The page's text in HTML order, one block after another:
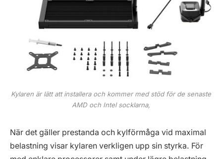
Kylaren är lätt att installera och kommer med stöd för de senaste
AMD och Intel socklarna,
När det gäller prestanda och kylförmåga vid maximal
belastning visar kylaren verkligen upp sin styrka. För